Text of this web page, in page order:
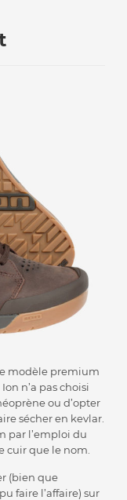
modèle premium
n’a pas choisi
ou d’opter
sécher en kevlar.
par l’emploi du
cuir que le nom.
(bien que
faire l’affaire) sur